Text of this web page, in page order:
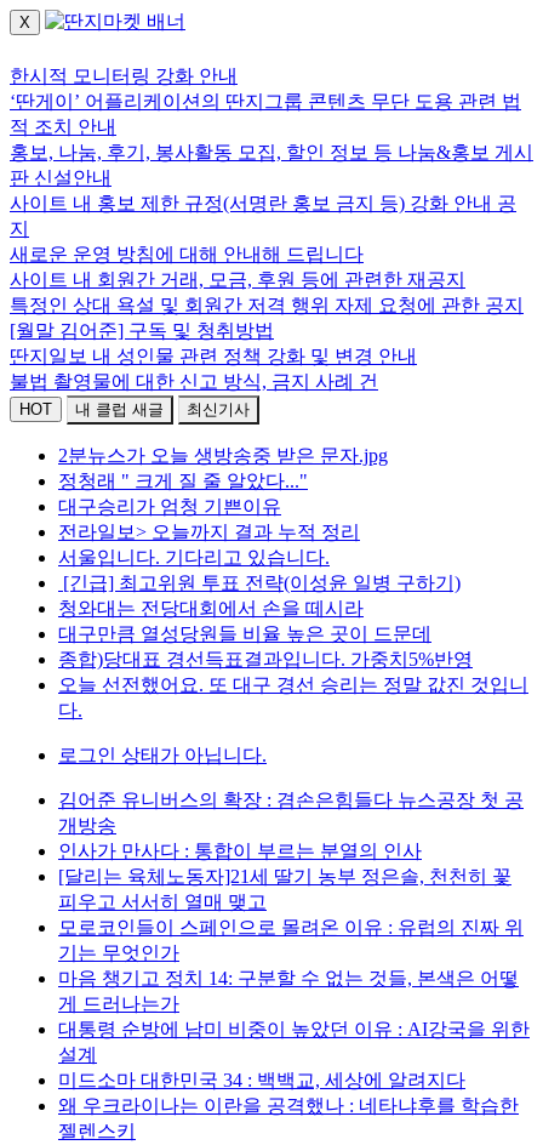
X
한시적 모니터링 강화 안내
‘딴게이’ 어플리케이션의 딴지그룹 콘텐츠 무단 도용 관련 법
적 조치 안내
홍보, 나눔, 후기, 봉사활동 모집, 할인 정보 등 나눔&홍보 게시
판 신설안내
사이트 내 홍보 제한 규정(서명란 홍보 금지 등) 강화 안내 공
지
새로운 운영 방침에 대해 안내해 드립니다
사이트 내 회원간 거래, 모금, 후원 등에 관련한 재공지
특정인 상대 욕설 및 회원간 저격 행위 자제 요청에 관한 공지
[월말 김어준] 구독 및 청취방법
딴지일보 내 성인물 관련 정책 강화 및 변경 안내
불법 촬영물에 대한 신고 방식, 금지 사례 건
HOT 내 클럽 새글 최신기사
2분뉴스가 오늘 생방송중 받은 문자.jpg
정청래 " 크게 질 줄 알았다..."
대구승리가 엄청 기쁜이유
전라일보> 오늘까지 결과 누적 정리
서울입니다. 기다리고 있습니다.
[긴급] 최고위원 투표 전략(이성윤 일병 구하기)
청와대는 전당대회에서 손을 떼시라
대구만큼 열성당원들 비율 높은 곳이 드문데
종합)당대표 경선득표결과입니다. 가중치5%반영
오늘 선전했어요. 또 대구 경선 승리는 정말 값진 것입니
다.
로그인 상태가 아닙니다.
김어준 유니버스의 확장 : 겸손은힘들다 뉴스공장 첫 공
개방송
인사가 만사다 : 통합이 부르는 분열의 인사
[달리는 육체노동자]21세 딸기 농부 정은솔, 천천히 꽃
피우고 서서히 열매 맺고
모로코인들이 스페인으로 몰려온 이유 : 유럽의 진짜 위
기는 무엇인가
마음 챙기고 정치 14: 구분할 수 없는 것들, 본색은 어떻
게 드러나는가
대통령 순방에 남미 비중이 높았던 이유 : AI강국을 위한
설계
미드소마 대한민국 34 : 백백교, 세상에 알려지다
왜 우크라이나는 이란을 공격했나 : 네타냐후를 학습한
젤렌스키